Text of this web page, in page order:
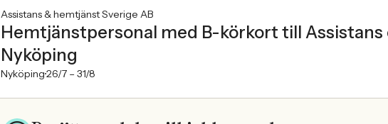
Assistans & hemtjänst Sverige AB
Hemtjänstpersonal med B-körkort till
Nyköping
Nyköping26/7 – 31/8